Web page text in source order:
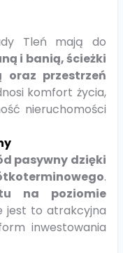
Tleń mają do
i banią, ścieżki
oraz przestrzeń
komfort życia,
nieruchomości
pasywny dzięki
.
na poziomie
jest to atrakcyjna
inwestowania